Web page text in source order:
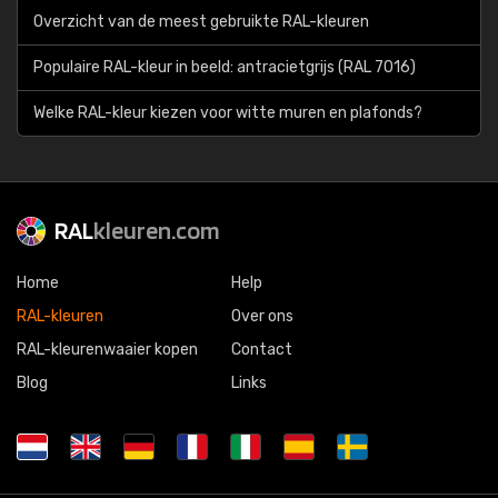
Overzicht van de meest gebruikte RAL-kleuren
Populaire RAL-kleur in beeld: antracietgrijs (RAL 7016)
Welke RAL-kleur kiezen voor witte muren en plafonds?
RALkleuren.com
Home
RAL-kleuren
RAL-kleurenwaaier kopen
Blog
Help
Over ons
Contact
Links